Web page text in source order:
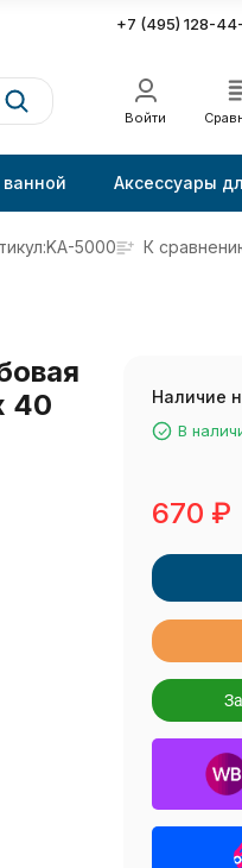
+7 (495) 128-
Войти
Аксессуары
KA-5000 К
40
Наличие
В
670 ₽